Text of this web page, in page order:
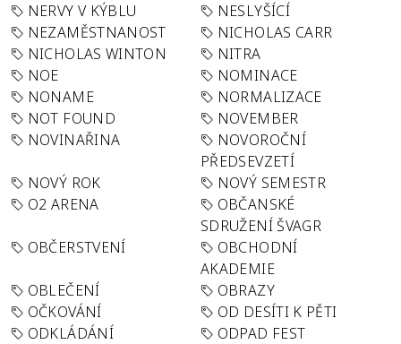
NERVY V KÝBLU
NESLYŠÍCÍ
NEZAMĚSTNANOST
NICHOLAS CARR
NICHOLAS WINTON
NITRA
NOE
NOMINACE
NONAME
NORMALIZACE
NOT FOUND
NOVEMBER
NOVINAŘINA
NOVOROČNÍ
PŘEDSEVZETÍ
NOVÝ ROK
NOVÝ SEMESTR
O2 ARENA
OBČANSKÉ
SDRUŽENÍ ŠVAGR
OBČERSTVENÍ
OBCHODNÍ
AKADEMIE
OBLEČENÍ
OBRAZY
OČKOVÁNÍ
OD DESÍTI K PĚTI
ODKLÁDÁNÍ
ODPAD FEST